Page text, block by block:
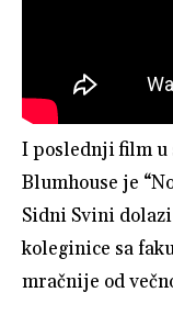
I poslednji film u
Blumhouse je
Sidni Svini
koleginice sa
mračnije od